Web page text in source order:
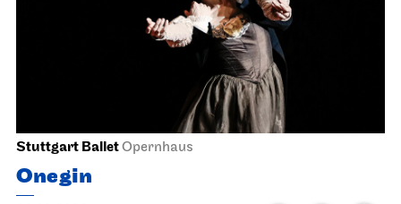
Stuttgart BalletOpernhaus
Onegin